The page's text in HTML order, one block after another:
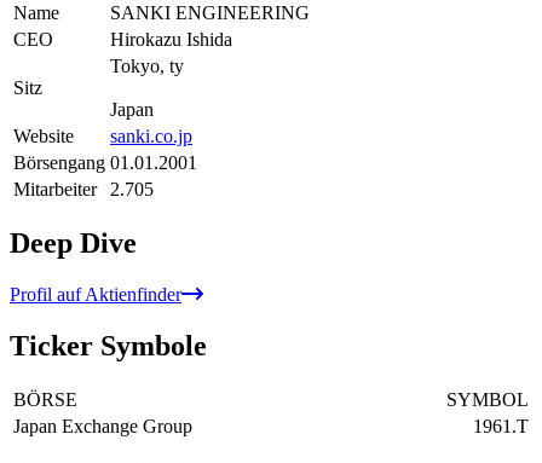
Name
SANKI ENGINEERING
CEO
Hirokazu Ishida
Sitz
Tokyo, ty
Japan
Website
sanki.co.jp
Börsengang 01.01.2001
Mitarbeiter
2.705
Deep Dive
Profil auf Aktienfinder
Ticker Symbole
BÖRSE
SYMBOL
Japan Exchange Group
1961.T